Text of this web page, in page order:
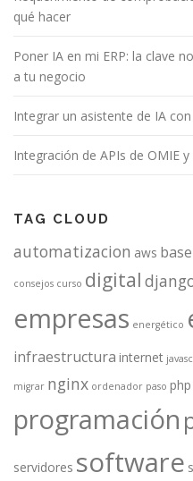
qué hacer
Poner IA en mi ERP: la clave
a tu negocio
Integrar un asistente de IA
Integración de APIs de OMIE y
TAG CLOUD
automatizacion aws
consejos curso digital
empresas energético
infraestructura internet
migrar nginx ordenador paso php
programación
servidores software